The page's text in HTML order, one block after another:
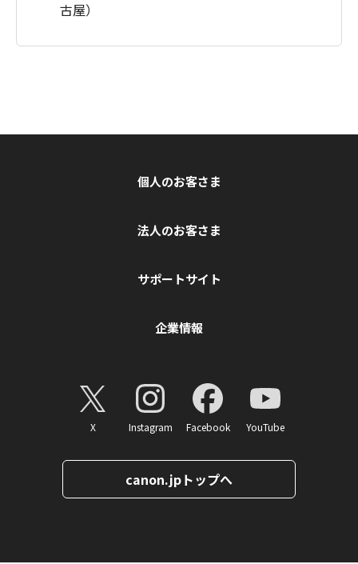
古屋）
個人のお客さま
法人のお客さま
サポートサイト
企業情報
X Instagram Facebook YouTube
canon.jpトップへ